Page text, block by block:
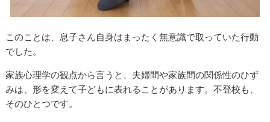
このことは、息子さん自身はまったく無意識で取っていた行動
でした。
家族心理学の観点から言うと、夫婦間や家族間の関係性のひず
みは、形を変えて子どもに表れることがあります。不登校も、
そのひとつです。